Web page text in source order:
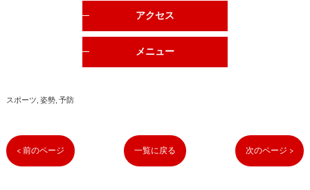
アクセス
メニュー
スポーツ 姿勢 予防
< 前のページ 一覧に戻る 次のページ >